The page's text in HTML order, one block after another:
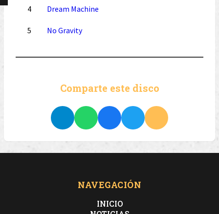
4 Dream Machine
5 No Gravity
Comparte este disco
NAVEGACIÓN
INICIO